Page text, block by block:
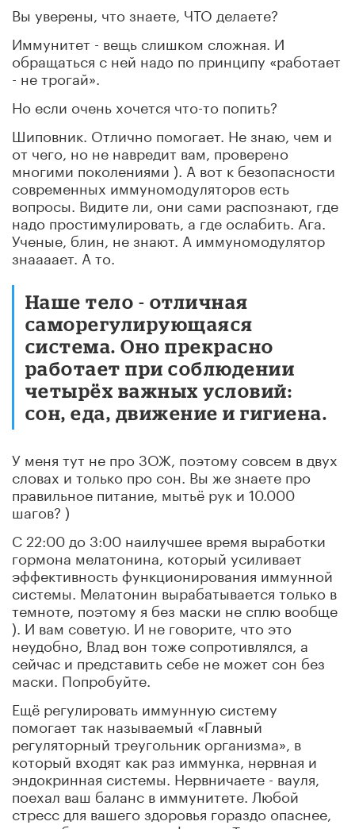
Вы уверены, что знаете, ЧТО делаете?
Иммунитет - вещь слишком сложная. И
обращаться с ней надо по принципу «работает
- не трогай».
Но если очень хочется что-то попить?
Шиповник. Отлично помогает. Не знаю, чем и
от чего, но не навредит вам, проверено
многими поколениями ). А вот к безопасности
современных иммуномодуляторов есть
вопросы. Видите ли, они сами распознают, где
надо простимулировать, а где ослабить. Ага.
Ученые, блин, не знают. А иммуномодулятор
знаааает. А то.
Наше тело - отличная
саморегулирующаяся
система. Оно прекрасно
работает при соблюдении
четырёх важных условий:
сон, еда, движение и гигиена.
У меня тут не про ЗОЖ, поэтому совсем в двух
словах и только про сон. Вы же знаете про
правильное питание, мытьё рук и 10.000
шагов? )
С 22:00 до 3:00 наилучшее время выработки
гормона мелатонина, который усиливает
эффективность функционирования иммунной
системы. Мелатонин вырабатывается только в
темноте, поэтому я без маски не сплю вообще
). И вам советую. И не говорите, что это
неудобно, Влад вон тоже сопротивлялся, а
сейчас и представить себе не может сон без
маски. Попробуйте.
Ещё регулировать иммунную систему
помогает так называемый «Главный
регуляторный треугольник организма», в
который входят как раз иммунка, нервная и
эндокринная системы. Нервничаете - вауля,
поехал ваш баланс в иммунитете. Любой
стресс для вашего здоровья гораздо опаснее,